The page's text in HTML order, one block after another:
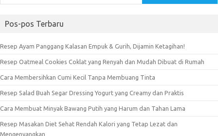
Pos-pos Terbaru
Resep Ayam Panggang Kalasan Empuk & Gurih, Dijamin Ketagihan!
Resep Oatmeal Cookies Coklat yang Renyah dan Mudah Dibuat di Rumah
Cara Membersihkan Cumi Kecil Tanpa Membuang Tinta
Resep Salad Buah Segar Dressing Yogurt yang Creamy dan Praktis
Cara Membuat Minyak Bawang Putih yang Harum dan Tahan Lama
Resep Masakan Diet Sehat Rendah Kalori yang Tetap Lezat dan
Mengenyangkan